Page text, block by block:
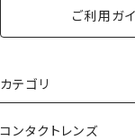
ご利用ガ
カテゴリ
コンタクトレンズ